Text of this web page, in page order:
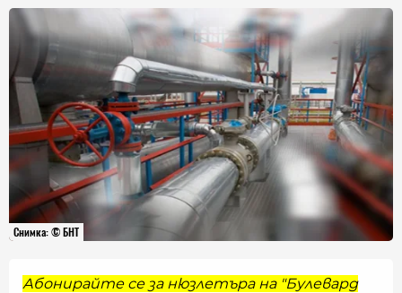
Снимка: © БНТ
Абонирайте се за нюзлетъра на "Булевард